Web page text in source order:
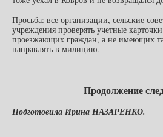
Просьба: все организации, сельские
учреждения проверять учетные
проезжающих граждан, а не имеющих
направлять в милицию.
Продолжение
Подготовила Ирина НАЗАРЕНКО.